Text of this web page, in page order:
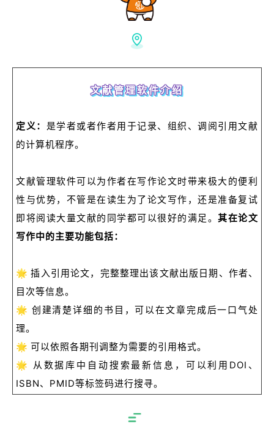
文献管理软件介绍
定义： 是学者或者作者用于记录、组织、调阅引用文献
的计算机程序。
文献管理软件可以为作者在写作论文时带来极大的便利
性与优势，不管是在读生为了论文写作，还是准备复试
即将阅读大量文献的同学都可以很好的满足。其在论文
写作中的主要功能包括：
🌟插入引用论文，完整整理出该文献出版日期、作者、
目次等信息。
🌟 创建清楚详细的书目，可以在文章完成后一口气处
理。
🌟 可以依照各期刊调整为需要的引用格式。
🌟 从数据库中自动搜索最新信息，可以利用DOI、
ISBN、PMID等标签码进行搜寻。